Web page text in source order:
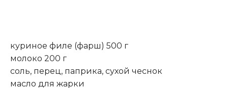
куриное филе (фарш) 500 г
молоко 200 г
соль, перец, паприка, сухой чеснок
масло для жарки